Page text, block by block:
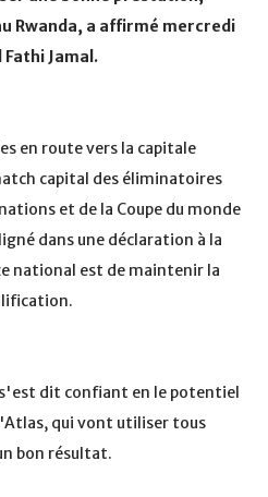
Rwanda, a affirmé mercredi
Jamal.
en route vers la capitale
capital des éliminatoires
et de la Coupe du monde
dans une déclaration à la
national est de maintenir la
dit confiant en le potentiel
qui vont utiliser tous
bon résultat.